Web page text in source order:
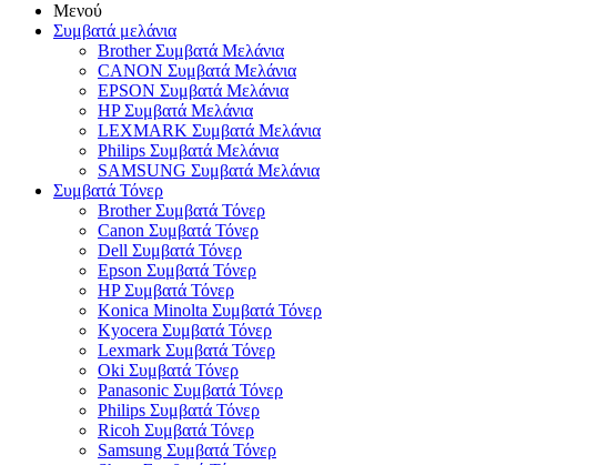
Μενού
Συμβατά μελάνια
Brother Συμβατά Μελάνια
CANON Συμβατά Μελάνια
EPSON Συμβατά Μελάνια
HP Συμβατά Μελάνια
LEXMARK Συμβατά Μελάνια
Philips Συμβατά Μελάνια
SAMSUNG Συμβατά Μελάνια
Συμβατά Τόνερ
Brother Συμβατά Τόνερ
Canon Συμβατά Τόνερ
Dell Συμβατά Τόνερ
Epson Συμβατά Τόνερ
HP Συμβατά Τόνερ
Konica Minolta Συμβατά Τόνερ
Kyocera Συμβατά Τόνερ
Lexmark Συμβατά Τόνερ
Oki Συμβατά Τόνερ
Panasonic Συμβατά Τόνερ
Philips Συμβατά Τόνερ
Ricoh Συμβατά Τόνερ
Samsung Συμβατά Τόνερ